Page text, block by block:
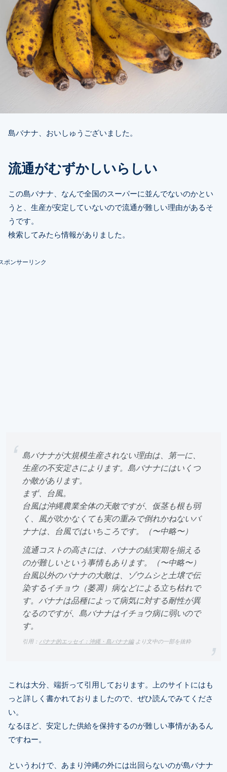
島バナナ、おいしゅうございました。
流通がむずかしいらしい
この島バナナ、なんで全国のスーパーに並んでないのかとい
うと、生産が安定していないので流通が難しい理由があるそ
うです。
検索してみたら情報がありました。
ポンサーリンク
島バナナが大規模生産されない理由は、第一に、
生産の不安定さによります。島バナナにはいくつ
か敵があります。
まず、台風。
台風は沖縄農業全体の天敵ですが、仮茎も根も弱
く、風が吹かなくても実の重みで倒れかねないバ
ナナは、台風ではいちころです。（〜中略〜）
流通コストの高さには、バナナの結実期を揃える
のが難しいという事情もあります。（〜中略〜）
台風以外のバナナの大敵は、ゾウムシと土壌で伝
染するイチョウ（萎凋）病などによる立ち枯れで
す。バナナは品種によって病気に対する耐性が異
なるのですが、島バナナはイチョウ病に弱いので
す。
引用： バナナ的エッセイ：沖縄・島バナナ編より文中の一部を抜粋
これは大分、端折って引用しております。上のサイトにはも
っと詳しく書かれておりましたので、ぜひ読んでみてくださ
い。
なるほど、安定した供給を保持するのが難しい事情があるん
ですねー。
というわけで、あまり沖縄の外には出回らないのが島バナナ